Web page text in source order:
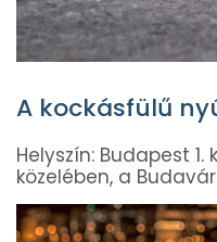
A kockásfülű
Helyszín: Budapest
közelében, a